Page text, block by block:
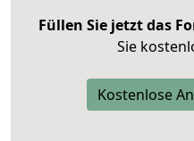
Füllen Sie jetzt das
Sie
Kostenlose